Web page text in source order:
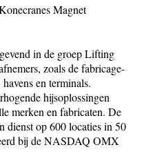
Magnet
in de groep Lifting
zoals de fabricage-
en terminals.
hijsoplossingen
merken en fabricaten. De
dienst op 600 locaties in 50
bij de NASDAQ OMX